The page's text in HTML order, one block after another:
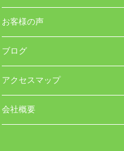
お客様の声
ブログ
アクセスマップ
会社概要